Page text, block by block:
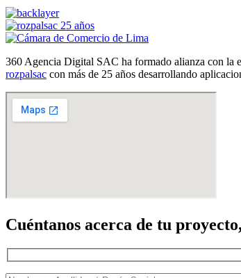
360 Agencia Digital SAC ha formado alianza con la
rozpalsac con más de 25 años desarrollando
Cuéntanos acerca de tu